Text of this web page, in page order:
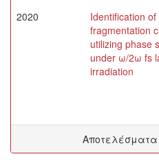
2020
Identification
fragmentation
utilizing phase
under ω/2ω fs
irradiation